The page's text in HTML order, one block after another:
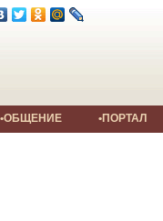
•ОБЩЕНИЕ •ПОРТАЛ